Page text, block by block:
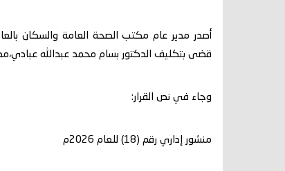
أصدر مدير عام مكتب الصحة العامة والسكان
قضى بتكليف الدكتور بسام محمد عبدالله
وجاء في نص القرار:
منشور إداري رقم (18) للعام 2026م